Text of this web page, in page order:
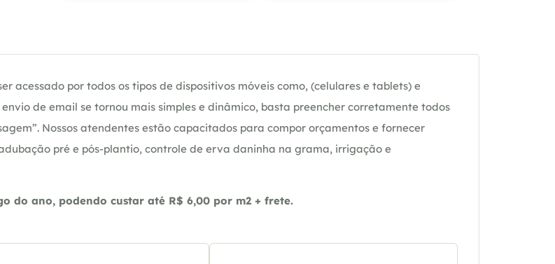
acessado por todos os tipos de dispositivos móveis como, (celulares e tablets) e
de email se tornou mais simples e dinâmico, basta preencher corretamente todos
Nossos atendentes estão capacitados para compor orçamentos e fornecer
pré e pós-plantio, controle de erva daninha na grama, irrigação e
do ano, podendo custar até R$ 6,00 por m2 + frete.